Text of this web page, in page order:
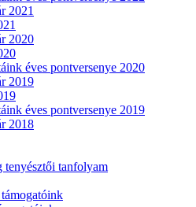
2021
2020
éves pontversenye 2020
2019
éves pontversenye 2019
2018
tenyésztői tanfolyam